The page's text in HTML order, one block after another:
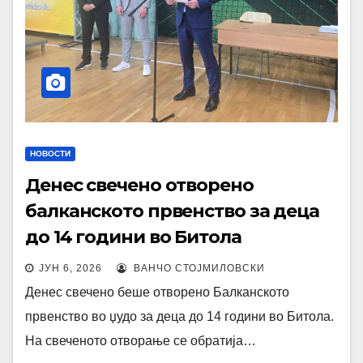
НОВОСТИ
Денес свечено отворено
балканското првенство за деца
до 14 години во Битола
ЈУН 6, 2026 ВАНЧО СТОЈМИЛОВСКИ
Денес свечено беше отворено Балканското
првенство во џудо за деца до 14 години во Битола.
На свеченото отворање се обратија…